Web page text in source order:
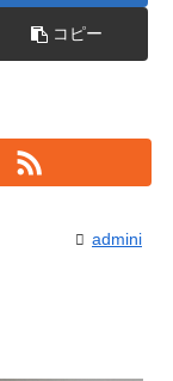
コピー
admini